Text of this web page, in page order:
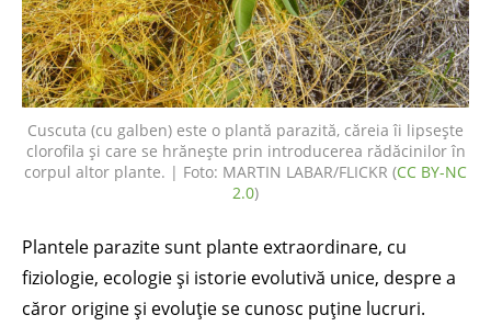
Cuscuta (cu galben) este o plantă parazită, căreia îi lipsește
clorofila și care se hrănește prin introducerea rădăcinilor în
corpul altor plante. | Foto: MARTIN LABAR/FLICKR (CC BY-NC
2.0)
Plantele parazite sunt plante extraordinare, cu
fiziologie, ecologie și istorie evolutivă unice, despre a
căror origine și evoluție se cunosc puține lucruri.